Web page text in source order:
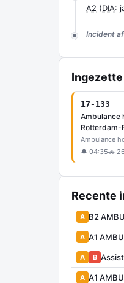
A2 (DIA:
Incident
17-133
Ambulance
Rotterdam-
Ambulance
🔔 04:35🚗
Recente
A B2
A A1
A B
A A1